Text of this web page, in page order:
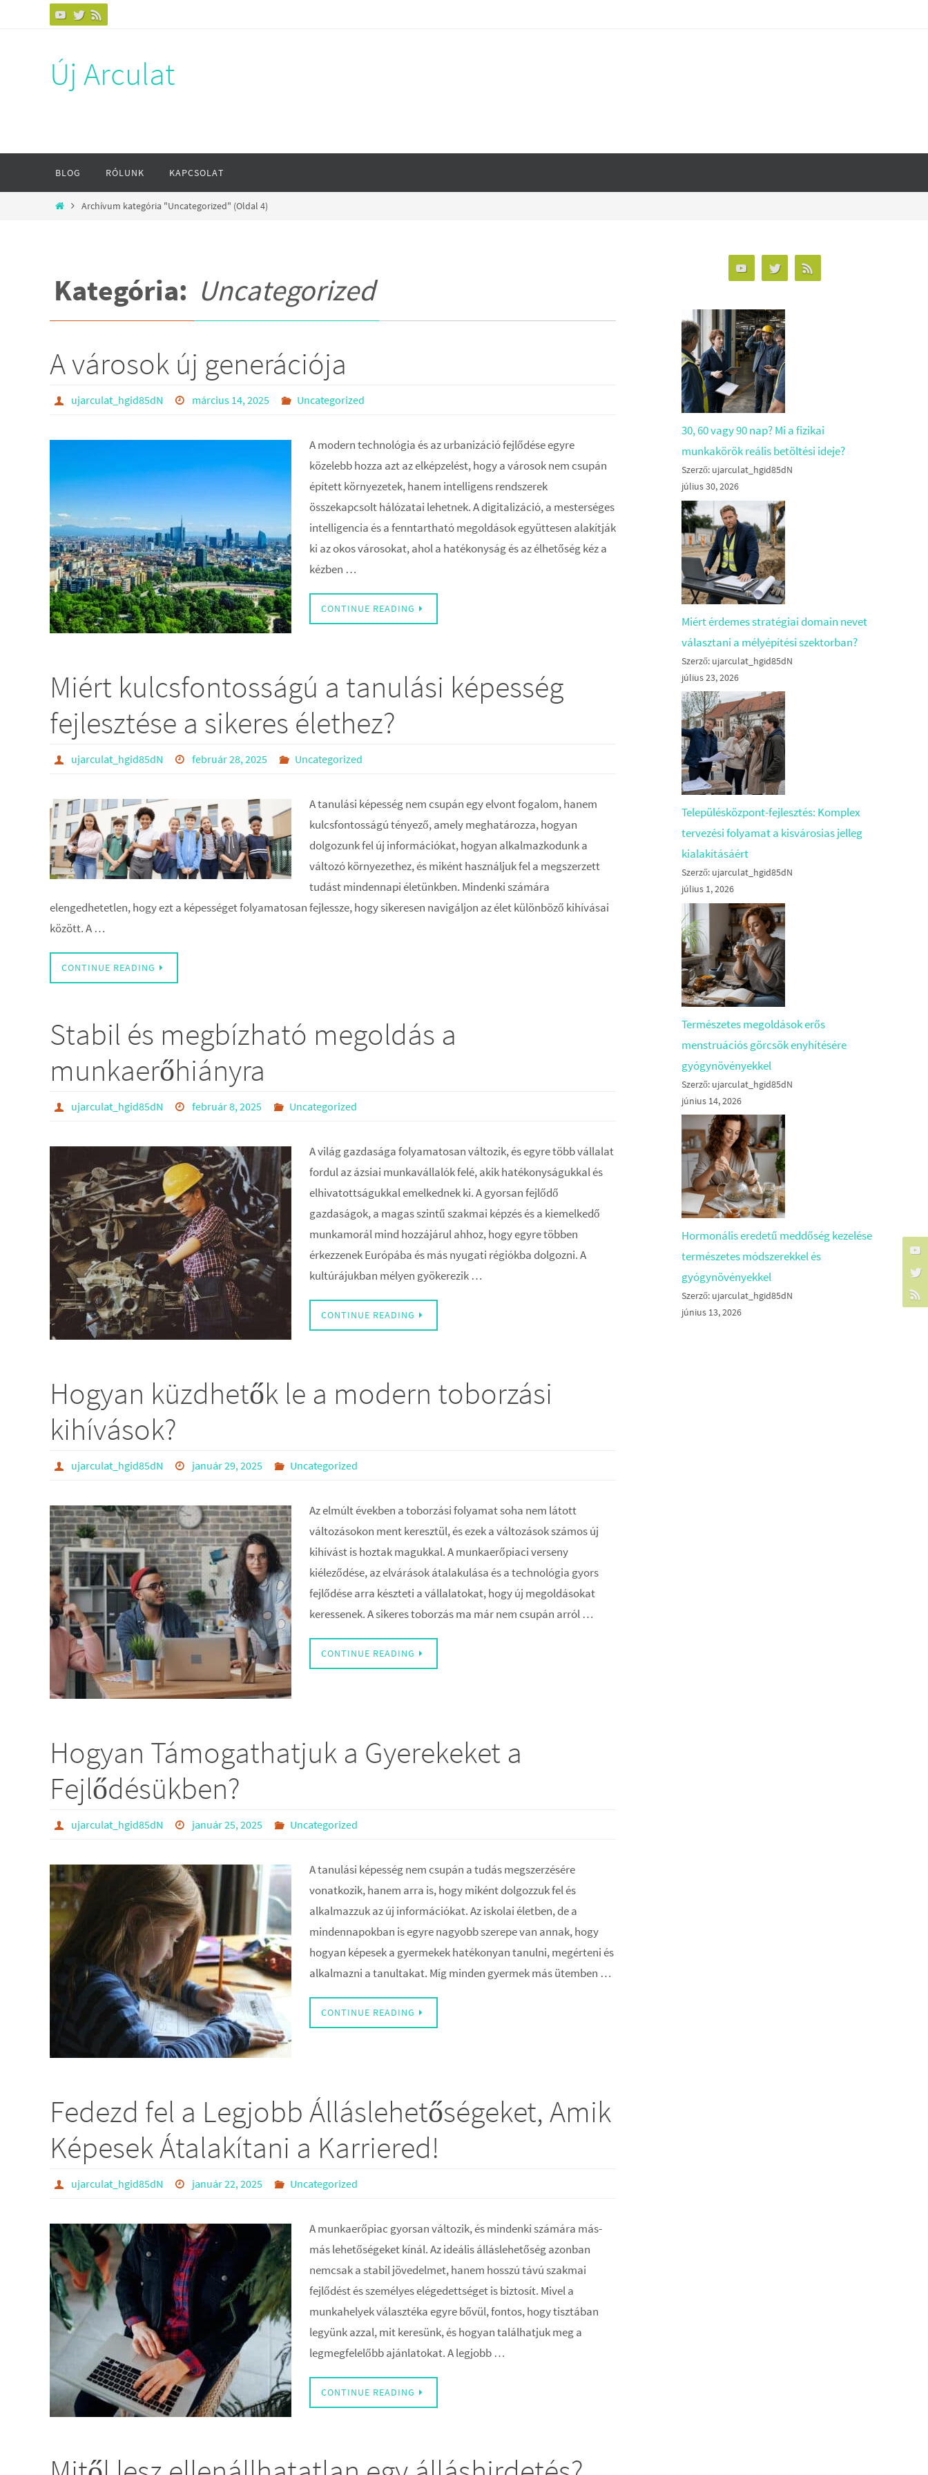
Megszakítás
Új Arculat
BLOG
RÓLUNK KAPCSOLAT
Otthon
Archívum kategória "Uncategorized" (Oldal 4)
Kategória: Uncategorized
A városok új generációja
ujarculat_hgid85dN március 14, 2025 Uncategorized
A modern technológia és az urbanizáció fejlődése egyre
közelebb hozza azt az elképzelést, hogy a városok nem csupán
épített környezetek, hanem intelligens rendszerek
összekapcsolt hálózatai lehetnek. A digitalizáció, a mesterséges
intelligencia és a fenntartható megoldások együttesen alakítják
ki az okos városokat, ahol a hatékonyság és az élhetőség kéz a
kézben …
CONTINUE READING
Miért kulcsfontosságú a tanulási képesség
fejlesztése a sikeres élethez?
ujarculat_hgid85dN február 28, 2025 Uncategorized
A tanulási képesség nem csupán egy elvont fogalom, hanem
kulcsfontosságú tényező, amely meghatározza, hogyan
dolgozunk fel új információkat, hogyan alkalmazkodunk a
változó környezethez, és miként használjuk fel a megszerzett
tudást mindennapi életünkben. Mindenki számára
elengedhetetlen, hogy ezt a képességet folyamatosan fejlessze, hogy sikeresen navigáljon az élet különböző kihívásai
között. A …
CONTINUE READING
Stabil és megbízható megoldás a
munkaerőhiányra
ujarculat_hgid85dN február 8, 2025 Uncategorized
A világ gazdasága folyamatosan változik, és egyre több vállalat
fordul az ázsiai munkavállalók felé, akik hatékonyságukkal és
elhivatottságukkal emelkednek ki. A gyorsan fejlődő
gazdaságok, a magas szintű szakmai képzés és a kiemelkedő
munkamorál mind hozzájárul ahhoz, hogy egyre többen
érkezzenek Európába és más nyugati régiókba dolgozni. A
kultúrájukban mélyen gyökerezik …
CONTINUE READING
Hogyan küzdhetők le a modern toborzási
kihívások?
ujarculat_hgid85dN január 29, 2025 Uncategorized
Az elmúlt években a toborzási folyamat soha nem látott
változásokon ment keresztül, és ezek a változások számos új
kihívást is hoztak magukkal. A munkaerőpiaci verseny
kiéleződése, az elvárások átalakulása és a technológia gyors
fejlődése arra készteti a vállalatokat, hogy új megoldásokat
keressenek. A sikeres toborzás ma már nem csupán arról …
CONTINUE READING
Hogyan Támogathatjuk a Gyerekeket a
Fejlődésükben?
ujarculat_hgid85dN január 25, 2025 Uncategorized
A tanulási képesség nem csupán a tudás megszerzésére
vonatkozik, hanem arra is, hogy miként dolgozzuk fel és
alkalmazzuk az új információkat. Az iskolai életben, de a
mindennapokban is egyre nagyobb szerepe van annak, hogy
hogyan képesek a gyermekek hatékonyan tanulni, megérteni és
alkalmazni a tanultakat. Míg minden gyermek más ütemben …
CONTINUE READING
Fedezd fel a Legjobb Álláslehetőségeket, Amik
Képesek Átalakítani a Karriered!
ujarculat_hgid85dN január 22, 2025 Uncategorized
A munkaerőpiac gyorsan változik, és mindenki számára más-
más lehetőségeket kínál. Az ideális álláslehetőség azonban
nemcsak a stabil jövedelmet, hanem hosszú távú szakmai
fejlődést és személyes elégedettséget is biztosít. Mivel a
munkahelyek választéka egyre bővül, fontos, hogy tisztában
legyünk azzal, mit keresünk, és hogyan találhatjuk meg a
legmegfelelőbb ajánlatokat. A legjobb …
CONTINUE READING
30, 60 vagy 90 nap? Mi a fizikai
munkakörök reális betöltési ideje?
Szerző: ujarculat_hgid85dN
július 30, 2026
Miért érdemes stratégiai domain nevet
választani a mélyépítési szektorban?
Szerző: ujarculat_hgid85dN
július 23, 2026
Településközpont-fejlesztés: Komplex
tervezési folyamat a kisvárosias jelleg
kialakításáért
Szerző: ujarculat_hgid85dN
július 1, 2026
Természetes megoldások erős
menstruációs görcsök enyhítésére
gyógynövényekkel
Szerző: ujarculat_hgid85dN
június 14, 2026
Hormonális eredetű meddőség kezelése
természetes módszerekkel és
gyógynövényekkel
Szerző: ujarculat_hgid85dN
június 13, 2026